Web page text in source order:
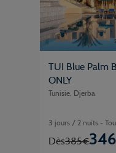
TUI Blue Palm
ONLY
Tunisie, Djerba
3 jours / 2 nuits -
Dès385€